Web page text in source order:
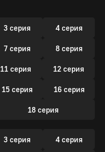
3 серия 4 серия
7 серия 8 серия
11 серия 12 серия
15 серия 16 серия
18 серия
3 серия 4 серия